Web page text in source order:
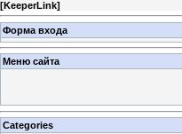
[KeeperLink]
Форма входа
Меню сайта
Categories